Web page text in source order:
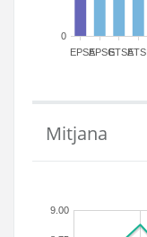
EPSAEPSGETSA
0
Mitjana
9.00